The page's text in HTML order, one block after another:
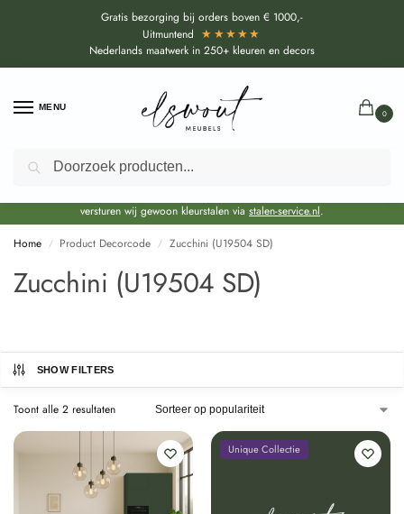
Gratis bezorging bij orders boven € 1000,-
Uitmuntend ★★★★★
Nederlands maatwerk in 250+ kleuren en decors
MENU
0
Door de bouwvakperiode geldt voor alle collecties momenteel een EXTRA
levertijd van circa 3-4 weken bovenop de reguliere levertijd.
versturen wij gewoon kleurstalen via stalen-service.nl.
Home / Product Decorcode / Zucchini (U19504 SD)
Zucchini (U19504 SD)
SHOW FILTERS
Toont alle 2 resultaten
Unique Collectie